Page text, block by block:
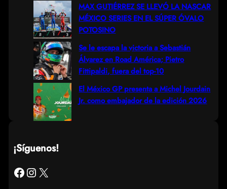
MAX GUTIÉRREZ SE LLEVÓ LA NASCAR
MÉXICO SERIES EN EL SÚPER ÓVALO
POTOSINO
Se le escapa la victoria a Sebastián
Álvarez en Road América; Pietro
Fittipaldi, fuera del top-10
El México GP presenta a Michel Jourdain
Jr. como embajador de la edición 2026
¡Síguenos!
Facebook Instagram X